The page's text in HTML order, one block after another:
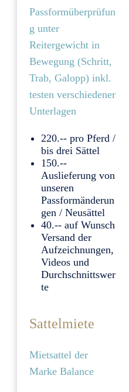
Passformüberprüfun
g unter
Reitergewicht in
Bewegung (Schritt,
Trab, Galopp) inkl.
testen verschiedener
Unterlagen
220.-- pro Pferd /
bis drei Sättel
150.--
Auslieferung von
unseren
Passformänderun
gen / Neusättel
40.-- auf Wunsch
Versand der
Aufzeichnungen,
Videos und
Durchschnittswer
te
Sattelmiete
Mietsattel der
Marke Balance